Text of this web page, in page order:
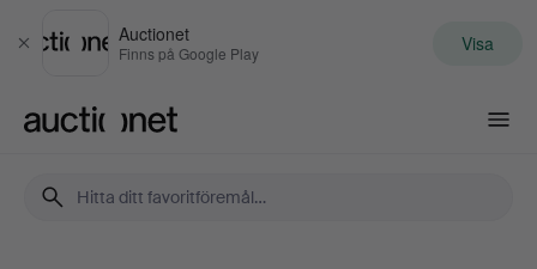
Stäng
Auctionet
Finns på Google Play Visa